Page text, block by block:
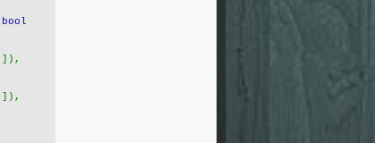
bool
]),
]),